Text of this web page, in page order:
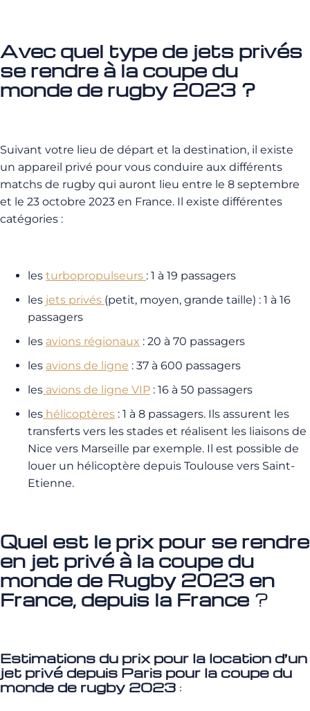
Avec quel type de jets privés
se rendre à la coupe du
monde de rugby 2023 ?
Suivant votre lieu de départ et la destination, il existe
un appareil privé pour vous conduire aux différents
matchs de rugby qui auront lieu entre le 8 septembre
et le 23 octobre 2023 en France. Il existe différentes
catégories :
les turbopropulseurs : 1 à 19 passagers
les jets privés (petit, moyen, grande taille) : 1 à 16
passagers
les avions régionaux : 20 à 70 passagers
les avions de ligne : 37 à 600 passagers
les avions de ligne VIP : 16 à 50 passagers
les hélicoptères : 1 à 8 passagers. Ils assurent les
transferts vers les stades et réalisent les liaisons de
Nice vers Marseille par exemple. Il est possible de
louer un hélicoptère depuis Toulouse vers Saint-
Etienne.
Quel est le prix pour se rendre
en jet privé à la coupe du
monde de Rugby 2023 en
France, depuis la France ?
Estimations du prix pour la location d’un
jet privé depuis Paris pour la coupe du
monde de rugby 2023 :